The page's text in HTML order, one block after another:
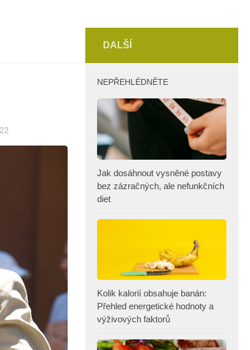
DALŠÍ
NEPŘEHLÉDNĚTE
Jak dosáhnout vysněné postavy
bez zázračných, ale nefunkčních
diet
Kolik kalorií obsahuje banán:
Přehled energetické hodnoty a
výživových faktorů